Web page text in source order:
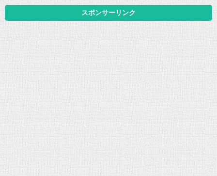
スポンサーリンク